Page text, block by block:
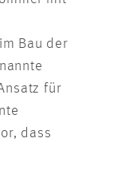
Bau der
für
dass